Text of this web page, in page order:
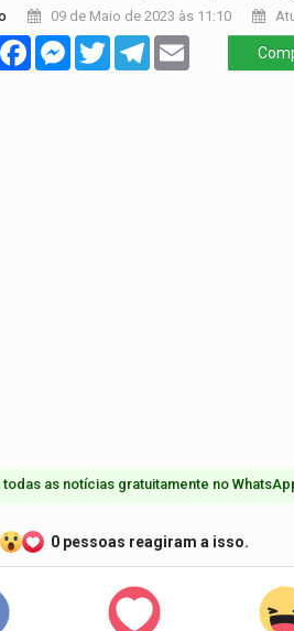
09 de Maio de 2023 às 11:10
FacebookMessenger
TwitterTelegram
todas as notícias gratuitamente no
0 pessoas reagiram a isso.